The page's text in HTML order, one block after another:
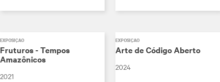
EXPOSIÇÃO
Fruturos - Tempos
Amazônicos
2021
EXPOSIÇÃO
Arte de Código Aberto
2024